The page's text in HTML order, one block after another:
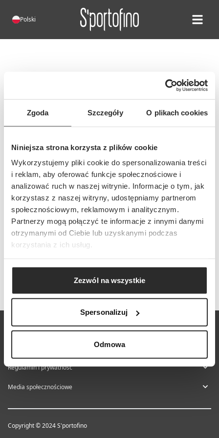
Zgoda Szczegóły O plikach cookies
Niniejsza strona korzysta z plików cookie
Wykorzystujemy pliki cookie do spersonalizowania treści
i reklam, aby oferować funkcje społecznościowe i
analizować ruch w naszej witrynie. Informacje o tym, jak
korzystasz z naszej witryny, udostępniamy partnerom
społecznościowym, reklamowym i analitycznym.
Partnerzy mogą połączyć te informacje z innymi danymi
otrzymanymi od Ciebie lub uzyskanymi podczas
korzystania z ich usług.
Zezwól na wszystkie
Spersonalizuj
Odmowa
Polski Open
Niestety, taka strona nie istnieje.
Możliwe, że adres tej strony się
zmienił lub wpisano nieprawidłowy
O nas
Regulamin i prywatność
Media społecznościowe
Copyright © 2024 S'portofino